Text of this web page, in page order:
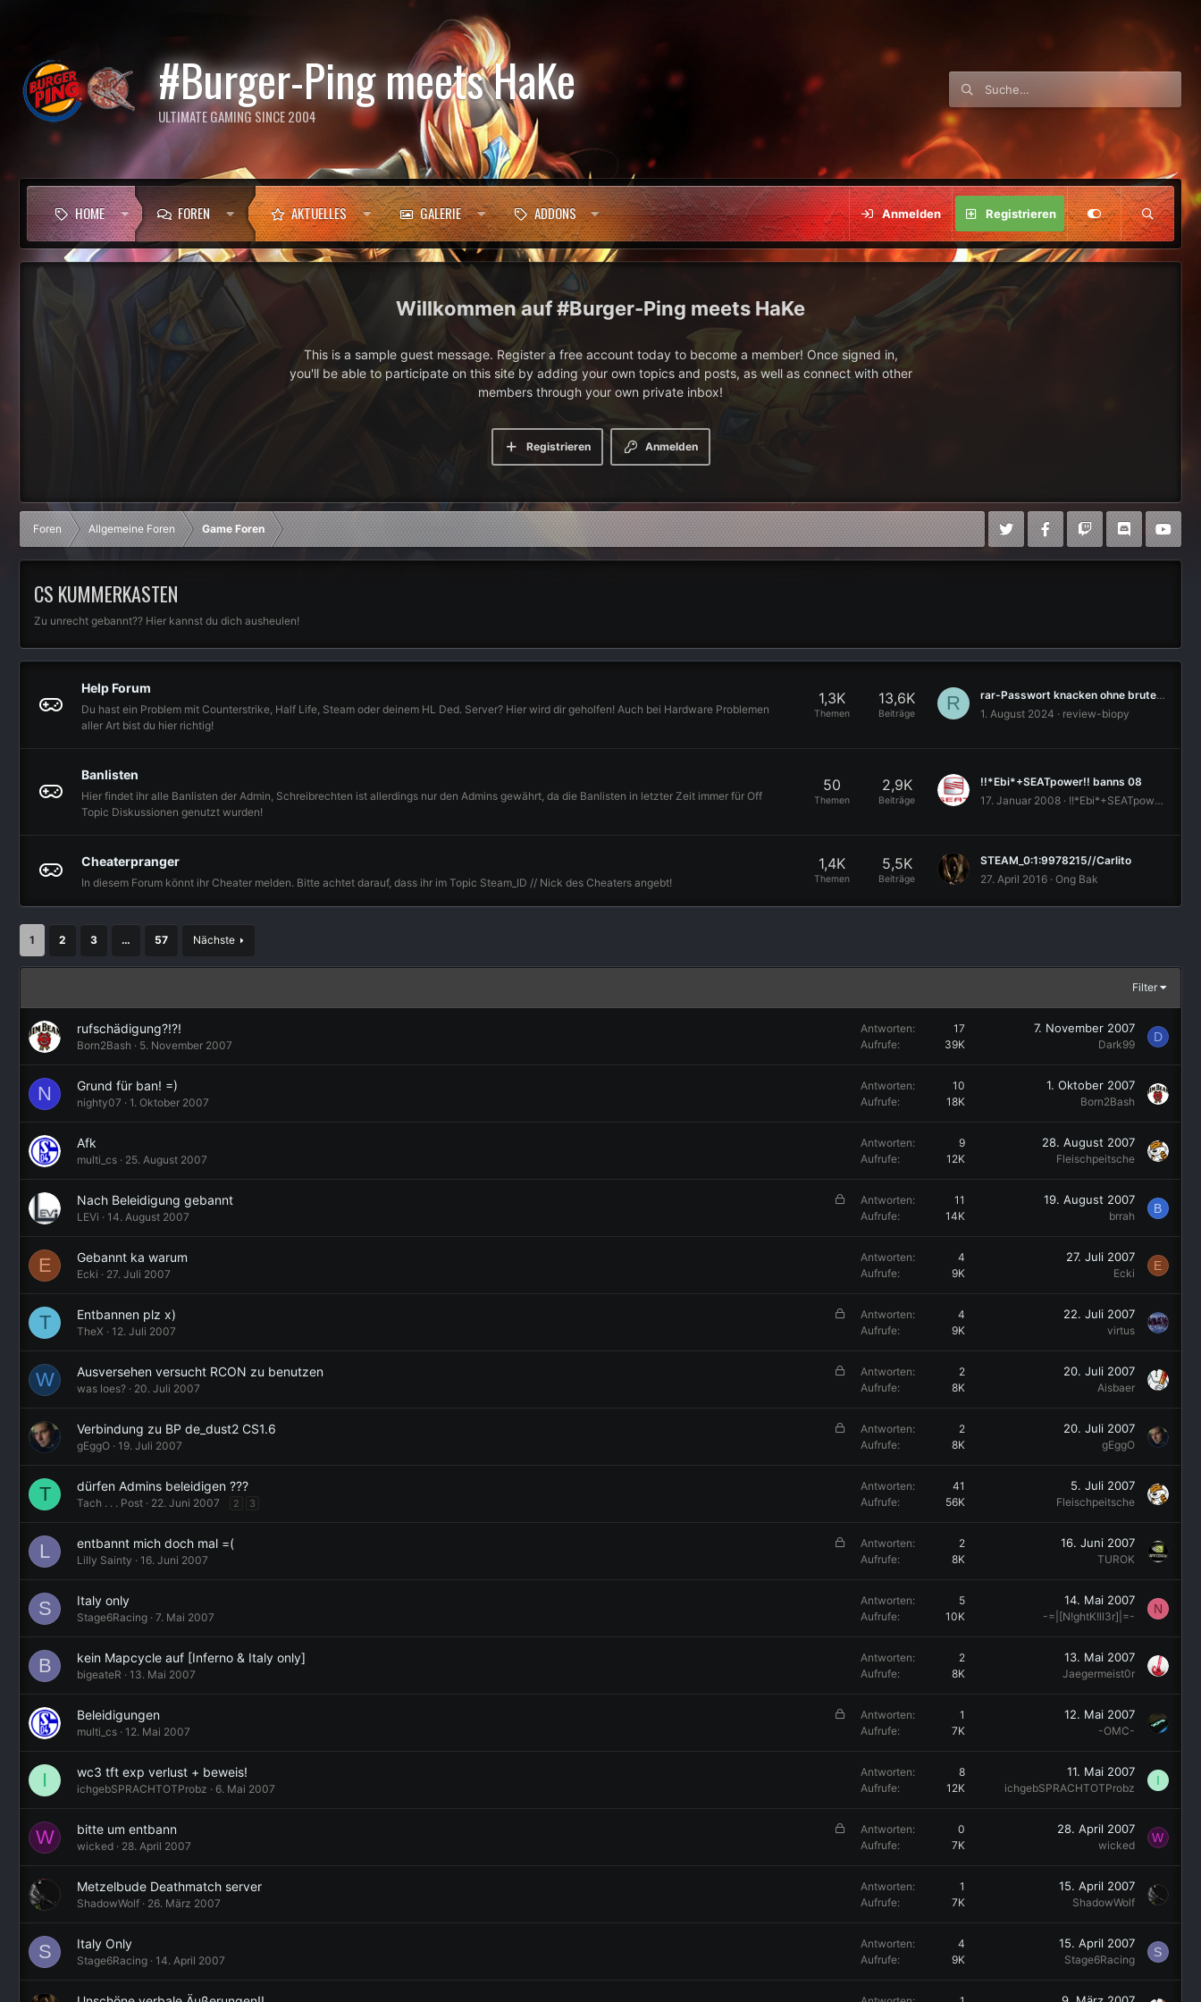
#Burger-Ping meets HaKe
ULTIMATE GAMING SINCE 2004
HOME FOREN AKTUELLES GALERIE ADDONS Anmelden Registrieren
#Burger-Ping meets HaKe
This is a sample guest message. Register a free account today to become a member! Once signed in,
you'll be able to participate on this site by adding your own topics and posts, as well as connect with other
members through your own private inbox!
Anmelden
Registrieren
Foren Allgemeine Foren Game Foren
CS KUMMERKASTEN
Zu unrecht gebannt?? Hier kannst du dich ausheulen!
Help Forum
Du hast ein Problem mit Counterstrike, Half Life, Steam oder deinem HL Ded. Server? Hier wird dir geholfen! Auch bei Hardware Problemen
aller Art bist du hier richtig!
Themen
1,3K
Beiträge
13,6K R
rar-Passwort knacken ohne brute-force
1. August 2024
review-biopy
Banlisten
Hier findet ihr alle Banlisten der Admin, Schreibrechten ist allerdings nur den Admins gewährt, da die Banlisten in letzter Zeit immer für Off
Topic Diskussionen genutzt wurden!
Themen
50
Beiträge
2,9K
!!*Ebi*+SEATpower!! banns 08
17. Januar 2008
!!*Ebi*+SEATpower!!
Cheaterpranger
In diesem Forum könnt ihr Cheater melden. Bitte achtet darauf, dass ihr im Topic Steam_ID // Nick des Cheaters angebt! Themen
1,4K
Beiträge
5,5K
STEAM_0:1:9978215//Carlito
27. April 2016 Ong Bak
1 2 3 … 57 Nächste
Filter
rufschädigung?!?!
Born2Bash 5. November 2007
Antworten
17
Aufrufe
39K
7. November 2007
Dark99
D
N Grund für ban! =)
nighty07 1. Oktober 2007
Antworten
10
Aufrufe
18K
1. Oktober 2007
Born2Bash
Afk
multi_cs 25. August 2007
Antworten
9
Aufrufe
12K
28. August 2007
Fleischpeitsche
G
t
Nach Beleidigung gebannt
LEVi 14. August 2007
Antworten
11
Aufrufe
14K
19. August 2007
brrah
B
E Gebannt ka warum
Ecki 27. Juli 2007
Antworten
4
Aufrufe
9K
27. Juli 2007
Ecki
E
T
G
e
t
Entbannen plz x)
TheX 12. Juli 2007
Antworten
4
Aufrufe
9K
22. Juli 2007
virtus
W
G
e
Ausversehen versucht RCON zu benutzen
was loes? 20. Juli 2007
Antworten
2
Aufrufe
8K
20. Juli 2007
Aisbaer
G
t
Verbindung zu BP de_dust2 CS1.6
gEggO 19. Juli 2007
Antworten
2
Aufrufe
8K
20. Juli 2007
gEggO
T dürfen Admins beleidigen ???
Tach . . . Post 22. Juni 2007 2 3
Antworten
41
Aufrufe
56K
5. Juli 2007
Fleischpeitsche
L
G
entbannt mich doch mal =(
Lilly Sainty 16. Juni 2007
Antworten
2
Aufrufe
8K
16. Juni 2007
TUROK
S Italy only
Stage6Racing 7. Mai 2007
Antworten
5
Aufrufe
10K
14. Mai 2007
-=|[N!ghtK!ll3r]|=-
N
B kein Mapcycle auf [Inferno & Italy only]
bigeateR 13. Mai 2007
Antworten
2
Aufrufe
8K
13. Mai 2007
Jaegermeist0r
G
t
Beleidigungen
multi_cs 12. Mai 2007
Antworten
1
Aufrufe
7K
12. Mai 2007
-OMC-
I wc3 tft exp verlust + beweis!
ichgebSPRACHTOTProbz 6. Mai 2007
Antworten
8
Aufrufe
12K
11. Mai 2007
ichgebSPRACHTOTProbz
I
W
G
bitte um entbann
wicked 28. April 2007
Antworten
0
Aufrufe
7K
28. April 2007
wicked
W
Metzelbude Deathmatch server
ShadowWolf 26. März 2007
Antworten
1
Aufrufe
7K
15. April 2007
ShadowWolf
S Italy Only
Stage6Racing 14. April 2007
Antworten
4
Aufrufe
9K
15. April 2007
Stage6Racing
S